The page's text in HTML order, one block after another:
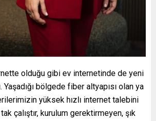
olduğu gibi ev internetinde de yeni
Yaşadığı bölgede fiber altyapısı olan ya
yüksek hızlı internet talebini
çalıştır, kurulum gerektirmeyen, şık